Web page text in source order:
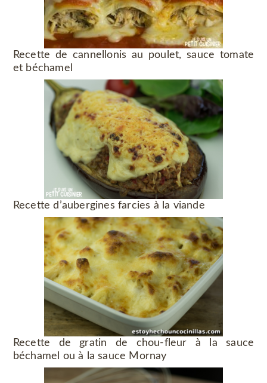
Recette de cannellonis au poulet, sauce tomate
et béchamel
Recette d’aubergines farcies à la viande
Recette de gratin de chou-fleur à la sauce
béchamel ou à la sauce Mornay